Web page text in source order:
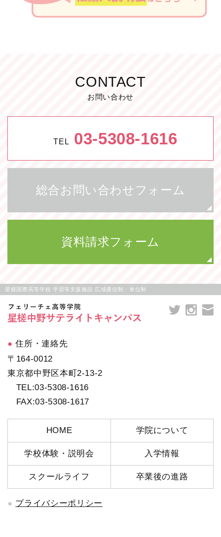
CONTACT
お問い合わせ
TEL 03-5308-1616
総合お問い合わせフォーム
資料請求フォーム
星槎国際高等学校 学習等支援施設 広域通信制・単位制
住所・連絡先
〒164-0012
東京都中野区本町2-13-2
TEL:03-5308-1616
FAX:03-5308-1617
HOME 学院について
学校体験・説明会 入学情報
スクールライフ 卒業後の進路
プライバシーポリシー